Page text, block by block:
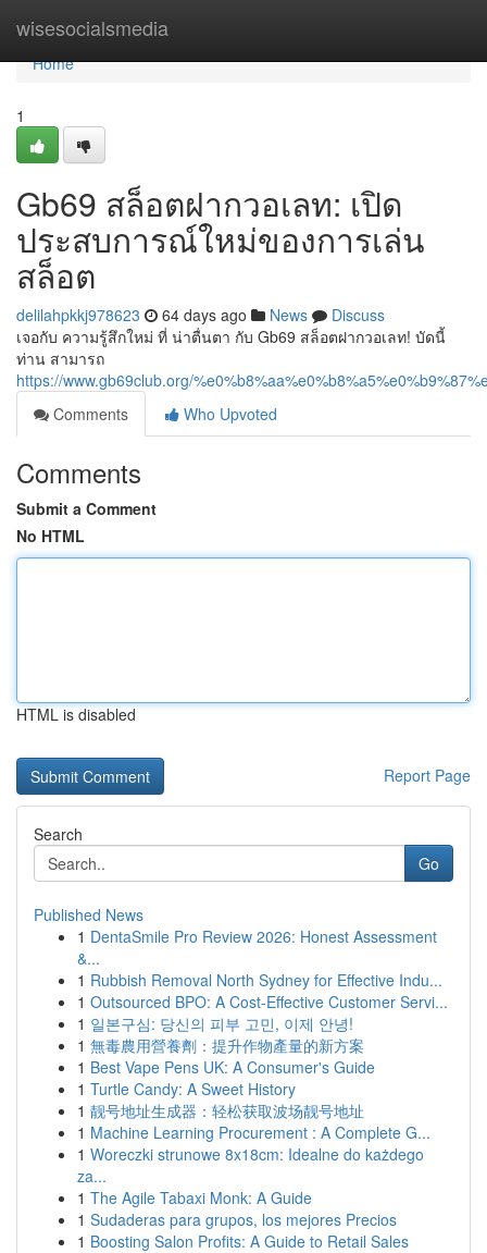
wisesocialsmedia
Home
Home
1
Gb69 สล็อตฝากวอเลท: เปิด
ประสบการณ์ใหม่ของการเล่น
สล็อต
delilahpkkj978623 64 days ago News
Discuss
เจอกับ ความรู้สึกใหม่ ที่ น่าตื่นตา กับ Gb69 สล็อตฝากวอเลท! บัดนี้
ท่าน สามารถ
https://www.gb69club.org/
Comments
Who Upvoted
Comments
Submit a Comment
No HTML
HTML is disabled
Report Page
Search
Go
Published News
1 DentaSmile Pro Review 2026: Honest Assessment
&...
1 Rubbish Removal North Sydney for Effective Indu...
1 Outsourced BPO: A Cost-Effective Customer Servi...
1 일본구심: 당신의 피부 고민, 이제 안녕!
1 無毒農用營養劑：提升作物產量的新方案
1 Best Vape Pens UK: A Consumer's Guide
1 Turtle Candy: A Sweet History
1 靓号地址生成器：轻松获取波场靓号地址
1 Machine Learning Procurement : A Complete G...
1 Woreczki strunowe 8x18cm: Idealne do każdego
za...
1 The Agile Tabaxi Monk: A Guide
1 Sudaderas para grupos, los mejores Precios
1 Boosting Salon Profits: A Guide to Retail Sales